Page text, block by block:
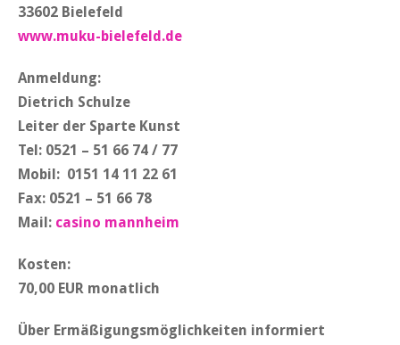
33602 Bielefeld
www.muku-bielefeld.de
Anmeldung:
Dietrich Schulze
Leiter der Sparte Kunst
Tel: 0521 – 51 66 74 / 77
Mobil: 0151 14 11 22 61
Fax: 0521 – 51 66 78
Mail: casino mannheim
Kosten:
70,00 EUR monatlich
Über Ermäßigungsmöglichkeiten informiert